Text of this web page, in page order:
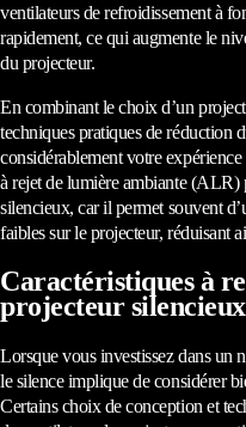
ventilateurs de refroidissement à
rapidement, ce qui augmente le
du projecteur.
En combinant le choix d’un
techniques pratiques de réduction
considérablement votre
à rejet de lumière ambiante (ALR)
silencieux, car il permet souvent
faibles sur le projecteur, réduisant
Caractéristiques à
projecteur silencieux
Lorsque vous investissez dans un
le silence implique de considérer
Certains choix de conception et